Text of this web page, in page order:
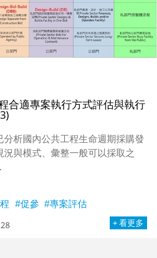
合適專案執行方式評估與執行
分析國內公共工程生命週期採購發
況與模式、彙整一般可以採取之
促參 專案評估
看更多